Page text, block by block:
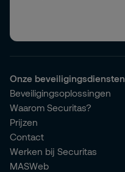
Onze beveiligingsdiensten
Beveiligingsoplossingen
Waarom Securitas?
Prijzen
Contact
Werken bij Securitas
MASWeb